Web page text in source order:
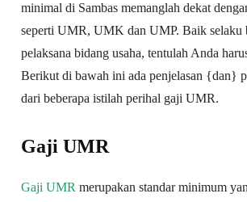
minimal di Sambas memanglah dekat
seperti UMR, UMK dan UMP. Baik selaku
pelaksana bidang usaha, tentulah Anda
Berikut di bawah ini ada penjelasan {dan}
dari beberapa istilah perihal gaji UMR.
Gaji UMR
Gaji UMR merupakan standar minimum